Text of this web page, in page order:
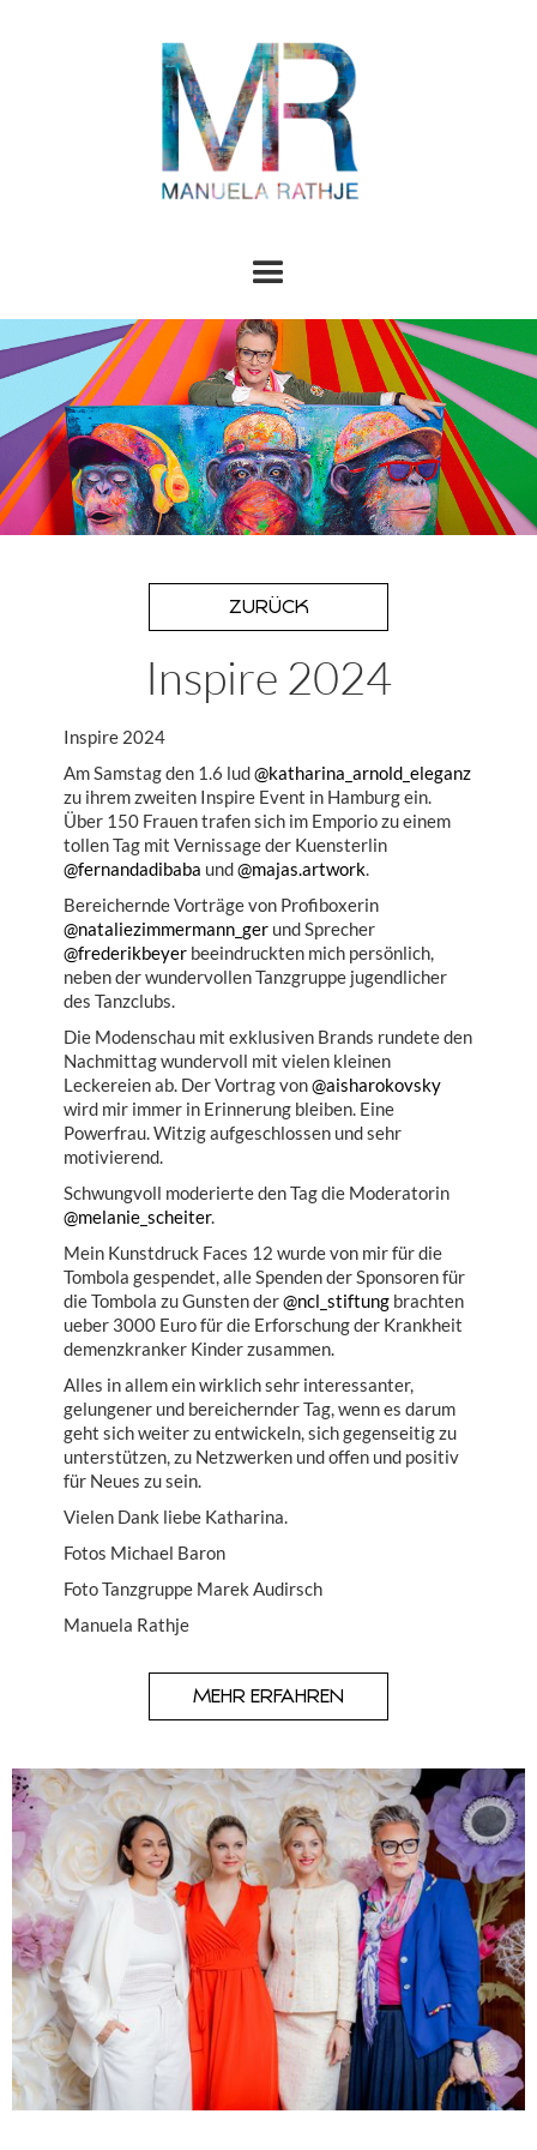
ZURÜCK
Inspire 2024
Inspire 2024
Am Samstag den 1.6 lud@katharina_arnold_eleganz
zu ihrem zweiten Inspire Event in Hamburg ein.
Über 150 Frauen trafen sich im Emporio zu einem
tollen Tag mit Vernissage der Kuensterlin
@fernandadibaba und@majas.artwork.
Bereichernde Vorträge von Profiboxerin
@nataliezimmermann_gerund Sprecher
@frederikbeyerbeeindruckten mich persönlich,
neben der wundervollen Tanzgruppe jugendlicher
des Tanzclubs.
Die Modenschau mit exklusiven Brands rundete den
Nachmittag wundervoll mit vielen kleinen
Leckereien ab. Der Vortrag von@aisharokovsky
wird mir immer in Erinnerung bleiben. Eine
Powerfrau. Witzig aufgeschlossen und sehr
motivierend.
Schwungvoll moderierte den Tag die Moderatorin
@melanie_scheiter.
Mein Kunstdruck Faces 12 wurde von mir für die
Tombola gespendet, alle Spenden der Sponsoren für
die Tombola zu Gunsten der@ncl_stiftungbrachten
ueber 3000 Euro für die Erforschung der Krankheit
demenzkranker Kinder zusammen.
Alles in allem ein wirklich sehr interessanter,
gelungener und bereichernder Tag, wenn es darum
geht sich weiter zu entwickeln, sich gegenseitig zu
unterstützen, zu Netzwerken und offen und positiv
für Neues zu sein.
Vielen Dank liebe Katharina.
Fotos Michael Baron
Foto Tanzgruppe Marek Audirsch
Manuela Rathje
MEHR ERFAHREN